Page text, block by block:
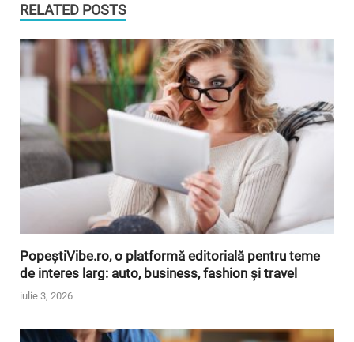
RELATED POSTS
PopeștiVibe.ro, o platformă editorială pentru teme
de interes larg: auto, business, fashion și travel
iulie 3, 2026